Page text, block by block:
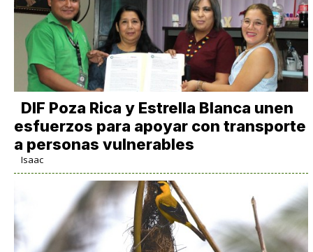
DIF Poza Rica y Estrella Blanca unen
esfuerzos para apoyar con transporte
a personas vulnerables
Isaac